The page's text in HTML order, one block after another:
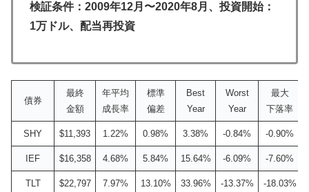
検証条件： 2009年12月〜2020年8月、投資開始：
1万ドル、配当再投資
債券
最終
金額
年平均
成長率
標準
偏差
Best
Year
Worst
Year
最大
下落率
SHY $11,393 1.22% 0.98% 3.38% -0.84% -0.90%
IEF $16,358 4.68% 5.84% 15.64% -6.09% -7.60%
TLT $22,797 7.97% 13.10% 33.96% -13.37% -18.03%